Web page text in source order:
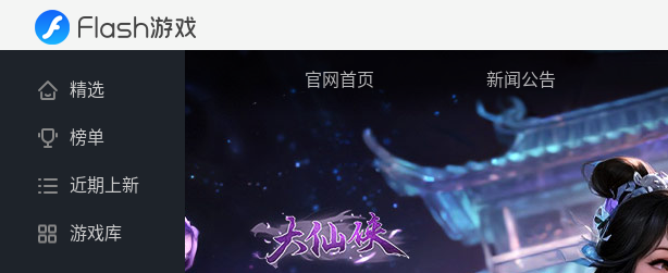
官网首页 新闻公告
精选
榜单
近期上新
游戏库